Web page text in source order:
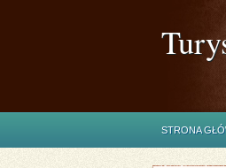
STRONA